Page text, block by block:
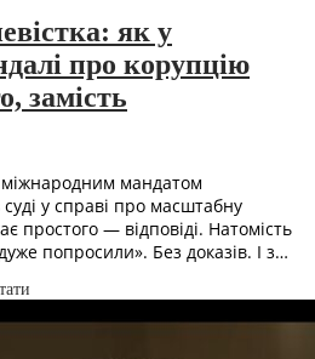
як у
про корупцію
замість
міжнародним мандатом
суді у справі про масштабну
простого — відповіді. Натомість
попросили». Без доказів. І з…